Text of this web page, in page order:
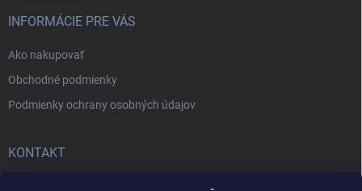
INFORMÁCIE PRE VÁS
Ako nakupovať
Obchodné podmienky
Podmienky ochrany osobných údajov
KONTAKT